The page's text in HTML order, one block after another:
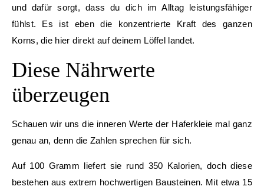
und dafür sorgt, dass du dich im Alltag leistungsfähiger
fühlst. Es ist eben die konzentrierte Kraft des ganzen
Korns, die hier direkt auf deinem Löffel landet.
Diese Nährwerte
überzeugen
Schauen wir uns die inneren Werte der Haferkleie mal ganz
genau an, denn die Zahlen sprechen für sich.
Auf 100 Gramm liefert sie rund 350 Kalorien, doch diese
bestehen aus extrem hochwertigen Bausteinen. Mit etwa 15